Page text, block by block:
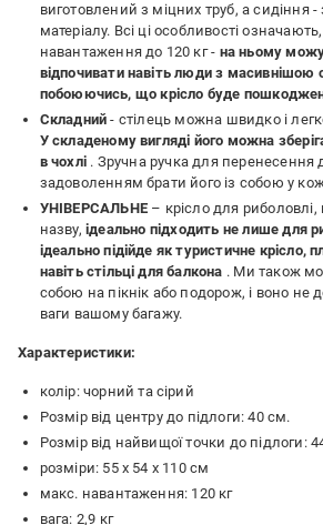
виготовлений з міцних труб, а сидіння
матеріалу. Всі ці особливості
навантаження до 120 кг - на ньому
відпочивати навіть люди з масивнішою
побоюючись, що крісло буде
Складний - стілець можна швидко і
У складеному вигляді його можна
в чохлі. Зручна ручка для перенесення
задоволенням брати його із собою у
УНІВЕРСАЛЬНЕ– крісло для
назву, ідеально підходить не лише для
ідеально підійде як туристичне крісло,
навіть стільці для балкона . Ми також
собою на пікнік або подорож, і воно не
ваги вашому багажу.
Характеристики:
колір: чорний та сірий
Розмір від центру до підлоги: 40 см.
Розмір від найвищої точки до підлоги:
розміри: 55 х 54 х 110 см
макс. навантаження: 120 кг
вага: 2,9 кг